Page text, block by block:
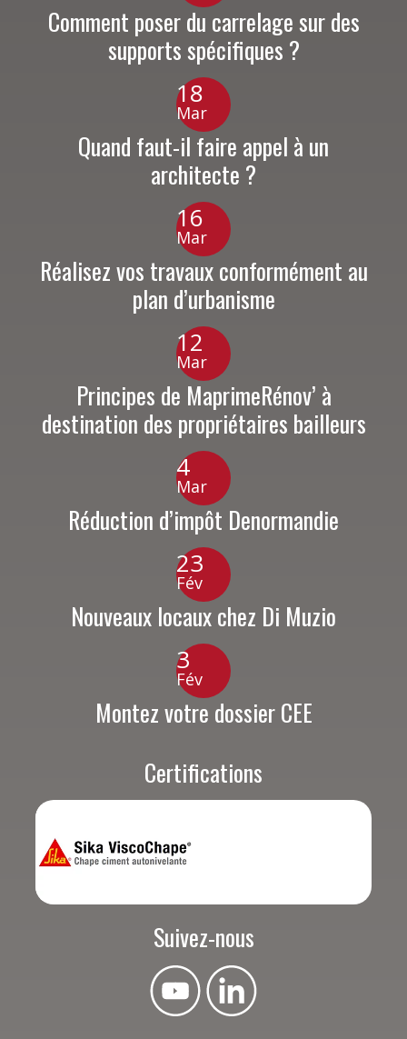
Comment poser du carrelage sur des
supports spécifiques ?
18
Mar
Quand faut-il faire appel à un
architecte ?
16
Mar
Réalisez vos travaux conformément au
plan d’urbanisme
12
Mar
Principes de MaprimeRénov’ à
destination des propriétaires bailleurs
4
Mar
Réduction d’impôt Denormandie
23
Fév
Nouveaux locaux chez Di Muzio
3
Fév
Montez votre dossier CEE
Certifications
Suivez-nous